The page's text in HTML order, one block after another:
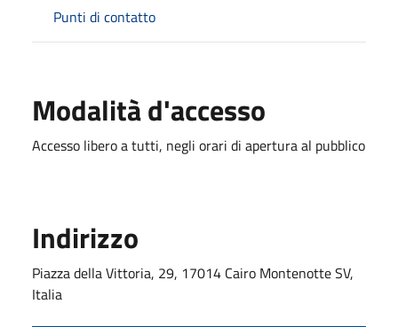
Punti di contatto
Modalità d'accesso
Accesso libero a tutti, negli orari di apertura al pubblico
Indirizzo
Piazza della Vittoria, 29, 17014 Cairo Montenotte SV,
Italia